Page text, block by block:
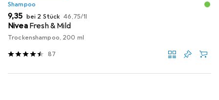
Shampoo
EUR
9,35 bei 2 Stück EUR
46,75/1l
Nivea Fresh & Mild
Trockenshampoo, 200 ml
87